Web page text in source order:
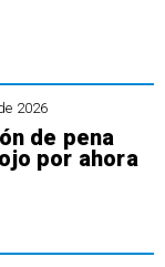
2026
de pena
por ahora